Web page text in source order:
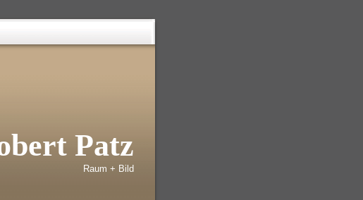
Patz
Raum + Bild